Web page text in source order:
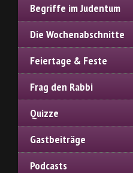
Begriffe im Judentum
Die Wochenabschnitte
Feiertage & Feste
Frag den Rabbi
Quizze
Gastbeiträge
Podcasts